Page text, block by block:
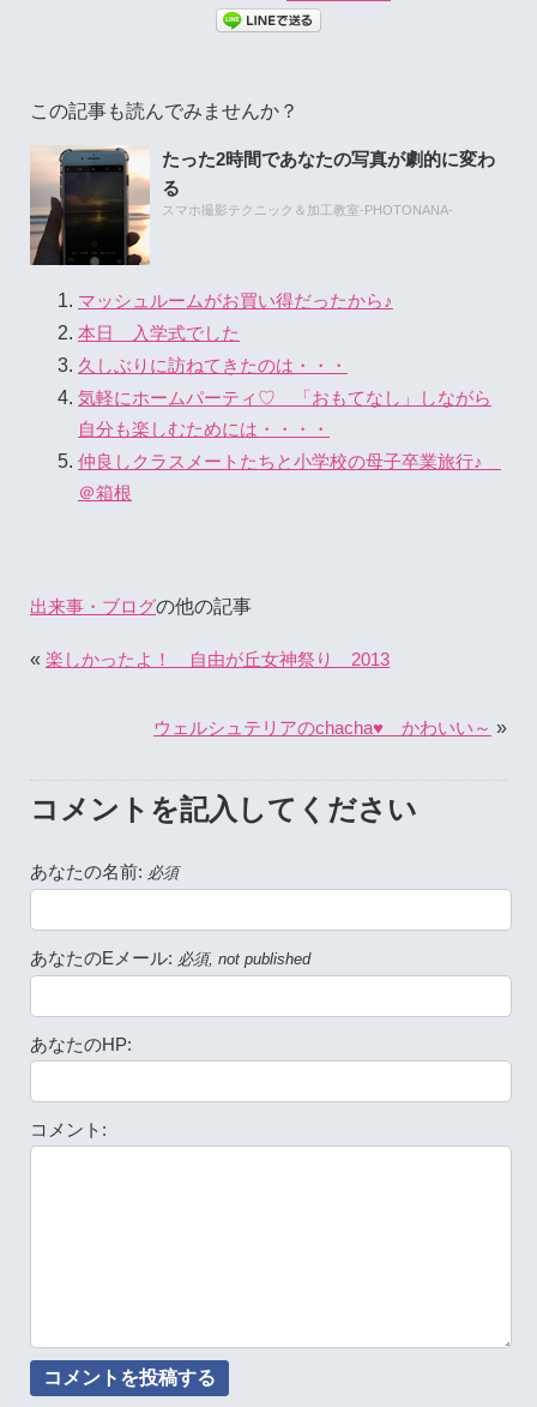
この記事も読んでみませんか？
たった2時間であなたの写真が劇的に変わ
る
スマホ撮影テクニック＆加工教室-PHOTONANA-
マッシュルームがお買い得だったから♪
本日 入学式でした
久しぶりに訪ねてきたのは・・・
気軽にホームパーティ♡ 「おもてなし」しながら
自分も楽しむためには・・・・
仲良しクラスメートたちと小学校の母子卒業旅行♪
＠箱根
出来事・ブログの他の記事
« 楽しかったよ！ 自由が丘女神祭り 2013
ウェルシュテリアのchacha♥ かわいい～ »
コメントを記入してください
あなたの名前: 必須
あなたのEメール: 必須, not published
あなたのHP:
コメント: